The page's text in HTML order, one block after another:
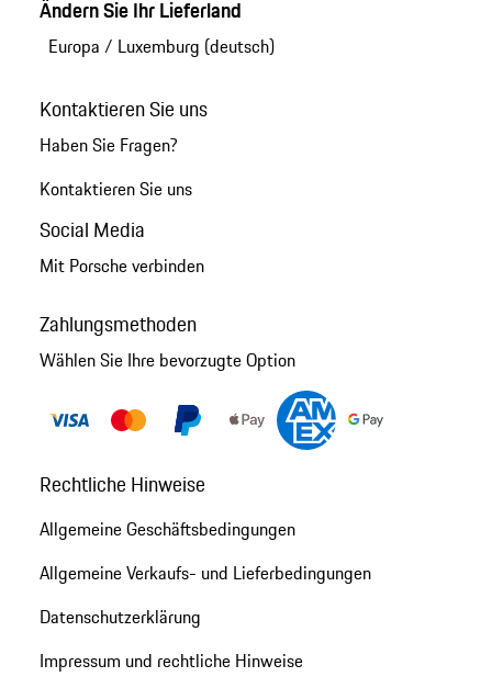
Ändern Sie Ihr Lieferland
Europa / Luxemburg (deutsch)
Kontaktieren Sie uns
Haben Sie Fragen?
Kontaktieren Sie uns
Social Media
Mit Porsche verbinden
Zahlungsmethoden
Wählen Sie Ihre bevorzugte Option
Rechtliche Hinweise
Allgemeine Geschäftsbedingungen
Allgemeine Verkaufs- und Lieferbedingungen
Datenschutzerklärung
Impressum und rechtliche Hinweise